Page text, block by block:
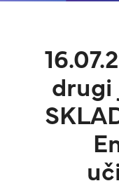
drugi